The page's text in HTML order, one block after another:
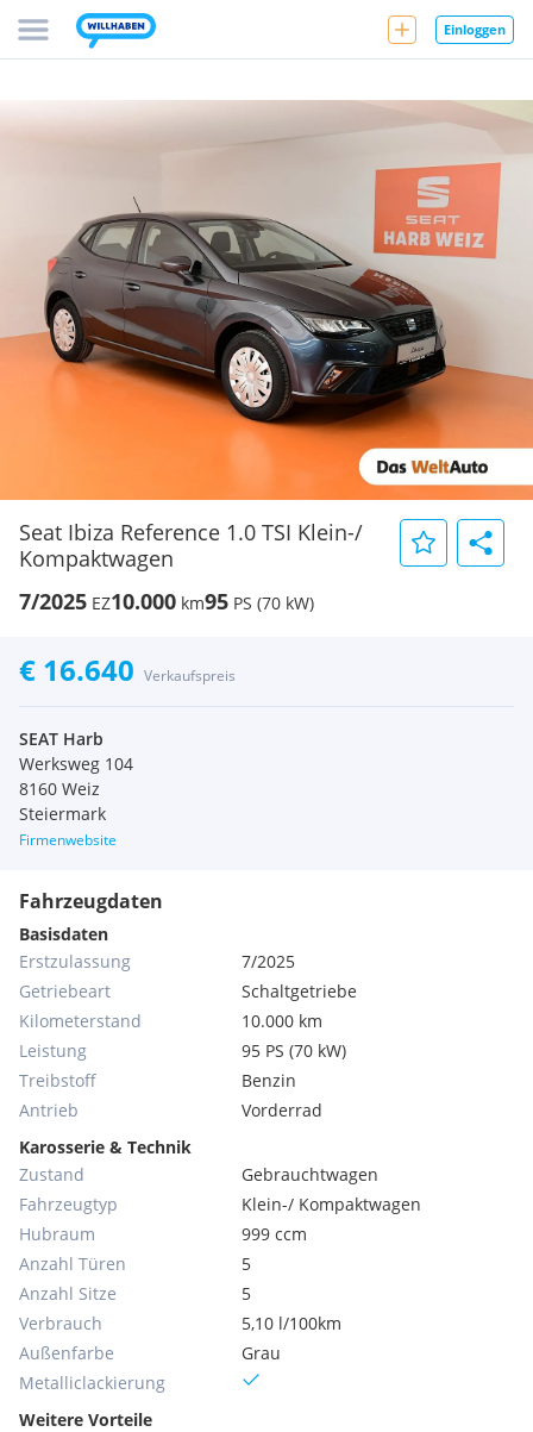
Einloggen
Seat Ibiza Reference 1.0 TSI Klein-/
Kompaktwagen
7/2025 EZ10.000 km95 PS (70 kW)
€ 16.640 Verkaufspreis
SEAT Harb
Werksweg 104
8160 Weiz
Steiermark
Firmenwebsite
Fahrzeugdaten
Basisdaten
Erstzulassung
7/2025
Getriebeart
Schaltgetriebe
Kilometerstand
10.000 km
Leistung
95 PS (70 kW)
Treibstoff
Benzin
Antrieb
Vorderrad
Karosserie & Technik
Zustand
Gebrauchtwagen
Fahrzeugtyp
Klein-/ Kompaktwagen
Hubraum
999 ccm
Anzahl Türen
5
Anzahl Sitze
5
Verbrauch
5,10 l/100km
Außenfarbe
Grau
Metallic­lackierung
Weitere Vorteile